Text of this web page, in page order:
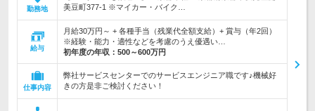
勤務地
美豆町377-1 ※マイカー・バイク…
給与
月給30万円～ + 各種手当（残業代全額支給）+ 賞与（年2回）
※経験・能力・適性などを考慮のうえ優遇い…
初年度の年収： 500～600万円
仕事内容
弊社サービスセンターでのサービスエンジニア職です♪機械好
きの方是非ご検討ください！